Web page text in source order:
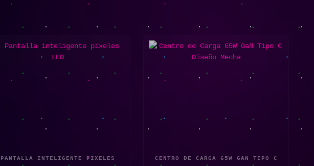
PANTALLA INTELIGENTE PIXELES
CENTRO DE CARGA 65W GAN TIPO C